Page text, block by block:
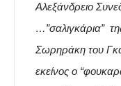
Αλεξάνδρειο
…”σαλιγκάρια”
Σωρηράκη του
εκείνος ο